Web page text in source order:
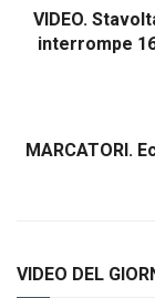
VIDEO.
interrompe
MARCATORI.
VIDEO DEL